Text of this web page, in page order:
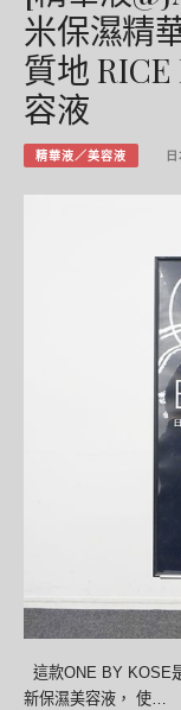
米保濕精
質地 RICE
容液
精華液／美容液
這款ONE BY KOSE
新保濕美容液， 使…